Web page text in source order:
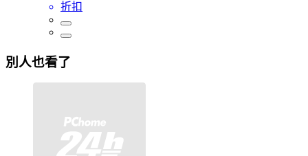
折扣
別人也看了